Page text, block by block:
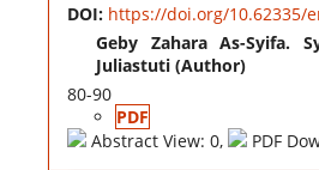
DOI: https://doi.org/10.62335/
Geby Zahara As-Syifa.
Juliastuti (Author)
80-90
PDF
Abstract View: 0,
PDF